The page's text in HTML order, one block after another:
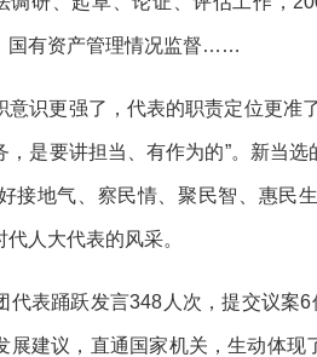
国有资产管理情况监督……
意识更强了，代表的职责定位更准
，是要讲担当、有作为的”。新当
接地气、察民情、聚民智、惠民
人大代表的风采。
代表踊跃发言348人次，提交议案
展建议，直通国家机关，生动体